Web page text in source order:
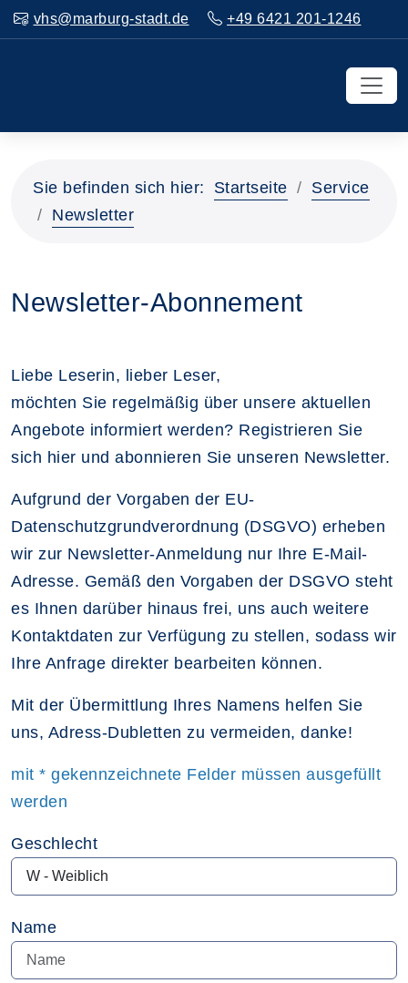
vhs@marburg-stadt.de +49 6421 201-1246
Sie befinden sich hier: Startseite
Service
Newsletter
Newsletter-Abonnement
Liebe Leserin, lieber Leser,
möchten Sie regelmäßig über unsere aktuellen
Angebote informiert werden? Registrieren Sie
sich hier und abonnieren Sie unseren Newsletter.
Aufgrund der Vorgaben der EU-
Datenschutzgrundverordnung (DSGVO) erheben
wir zur Newsletter-Anmeldung nur Ihre E-Mail-
Adresse. Gemäß den Vorgaben der DSGVO steht
es Ihnen darüber hinaus frei, uns auch weitere
Kontaktdaten zur Verfügung zu stellen, sodass wir
Ihre Anfrage direkter bearbeiten können.
Mit der Übermittlung Ihres Namens helfen Sie
uns, Adress-Dubletten zu vermeiden, danke!
mit * gekennzeichnete Felder müssen ausgefüllt
werden
Geschlecht
Name